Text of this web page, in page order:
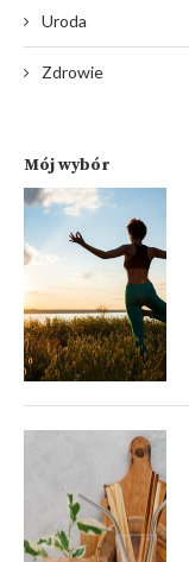
Uroda
Zdrowie
Mój wybór